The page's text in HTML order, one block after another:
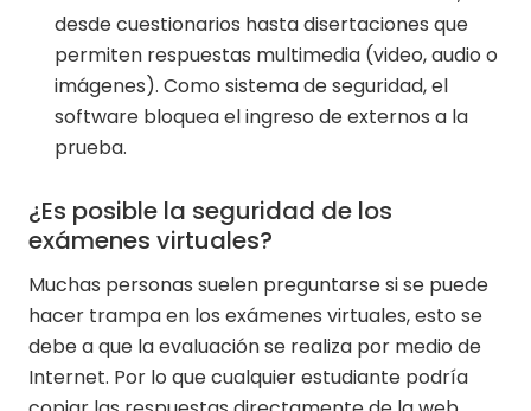
desde cuestionarios hasta disertaciones que
permiten respuestas multimedia (video, audio o
imágenes). Como sistema de seguridad, el
software bloquea el ingreso de externos a la
prueba.
¿Es posible la seguridad de los
exámenes virtuales?
Muchas personas suelen preguntarse si se puede
hacer trampa en los exámenes virtuales, esto se
debe a que la evaluación se realiza por medio de
Internet. Por lo que cualquier estudiante podría